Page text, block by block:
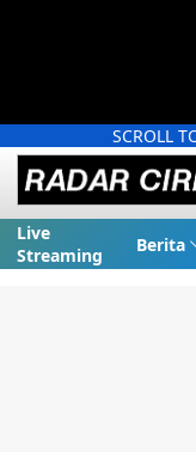
SCROLL
Live
Streaming
Berita